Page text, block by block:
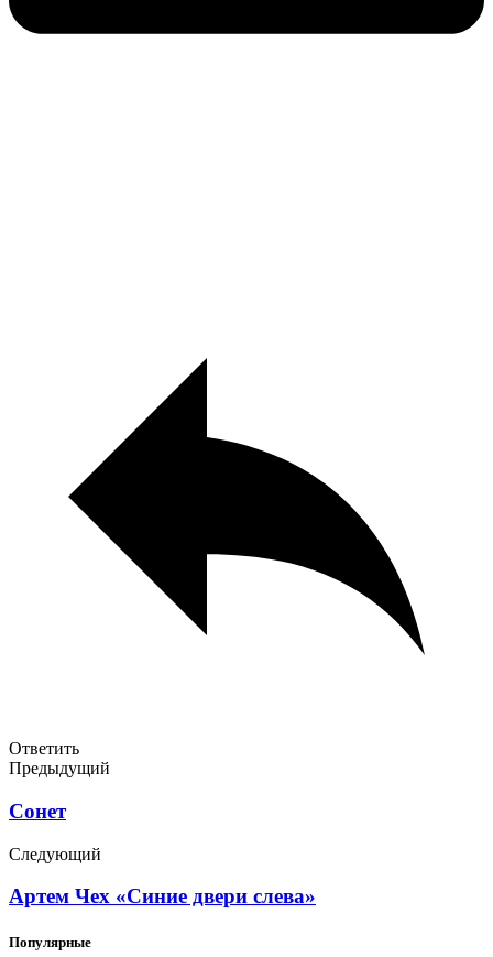
Ответить
Предыдущий
Сонет
Следующий
Артем Чех «Синие двери слева»
Популярные